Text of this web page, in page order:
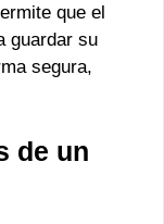
que el
guardar su
segura,
de un